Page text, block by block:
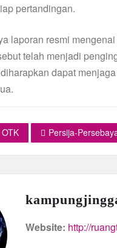
pertandingan.
laporan resmi
telah menjadi
dapat
OTK Persija-
Website: http://